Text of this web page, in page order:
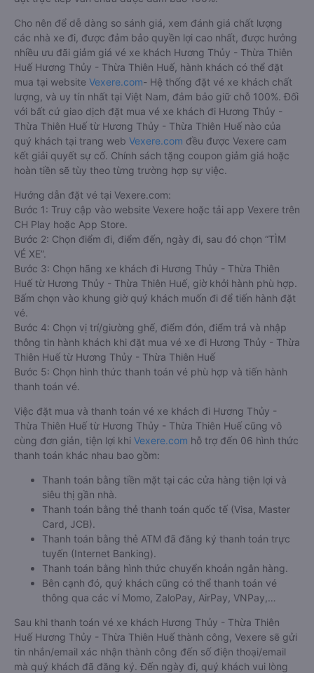
Cho nên để dễ dàng so sánh giá, xem đánh giá chất lượng
các nhà xe đi, được đảm bảo quyền lợi cao nhất, được hưởng
nhiều ưu đãi giảm giá vé xe khách Hương Thủy - Thừa Thiên
Huế Hương Thủy - Thừa Thiên Huế, hành khách có thể đặt
mua tại website Vexere.com- Hệ thống đặt vé xe khách chất
lượng, và uy tín nhất tại Việt Nam, đảm bảo giữ chỗ 100%. Đối
với bất cứ giao dịch đặt mua vé xe khách đi Hương Thủy -
Thừa Thiên Huế từ Hương Thủy - Thừa Thiên Huế nào của
quý khách tại trang web Vexere.com đều được Vexere cam
kết giải quyết sự cố. Chính sách tặng coupon giảm giá hoặc
hoàn tiền sẽ tùy theo từng trường hợp sự việc.
Hướng dẫn đặt vé tại Vexere.com:
Bước 1: Truy cập vào website Vexere hoặc tải app Vexere trên
CH Play hoặc App Store.
Bước 2: Chọn điểm đi, điểm đến, ngày đi, sau đó chọn “TÌM
VÉ XE”.
Bước 3: Chọn hãng xe khách đi Hương Thủy - Thừa Thiên
Huế từ Hương Thủy - Thừa Thiên Huế, giờ khởi hành phù hợp.
Bấm chọn vào khung giờ quý khách muốn đi để tiến hành đặt
vé.
Bước 4: Chọn vị trí/giường ghế, điểm đón, điểm trả và nhập
thông tin hành khách khi đặt mua vé xe đi Hương Thủy - Thừa
Thiên Huế từ Hương Thủy - Thừa Thiên Huế
Bước 5: Chọn hình thức thanh toán vé phù hợp và tiến hành
thanh toán vé.
Việc đặt mua và thanh toán vé xe khách đi Hương Thủy -
Thừa Thiên Huế từ Hương Thủy - Thừa Thiên Huế cũng vô
cùng đơn giản, tiện lợi khi Vexere.com hỗ trợ đến 06 hình thức
thanh toán khác nhau bao gồm:
Thanh toán bằng tiền mặt tại các cửa hàng tiện lợi và
siêu thị gần nhà.
Thanh toán bằng thẻ thanh toán quốc tế (Visa, Master
Card, JCB).
Thanh toán bằng thẻ ATM đã đăng ký thanh toán trực
tuyến (Internet Banking).
Thanh toán bằng hình thức chuyển khoản ngân hàng.
Bên cạnh đó, quý khách cũng có thể thanh toán vé
thông qua các ví Momo, ZaloPay, AirPay, VNPay,…
Sau khi thanh toán vé xe khách Hương Thủy - Thừa Thiên
Huế Hương Thủy - Thừa Thiên Huế thành công, Vexere sẽ gửi
tin nhắn/email xác nhận thành công đến số điện thoại/email
mà quý khách đã đăng ký. Đến ngày đi, quý khách vui lòng